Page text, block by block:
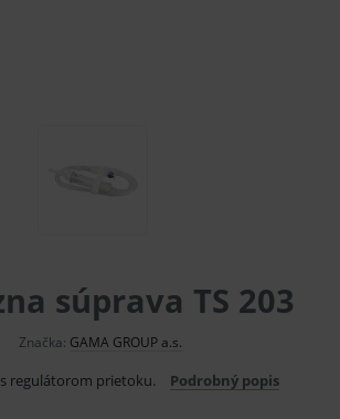
súprava TS 203
Značka: GAMA GROUP a.s.
regulátorom prietoku. Podrobný popis